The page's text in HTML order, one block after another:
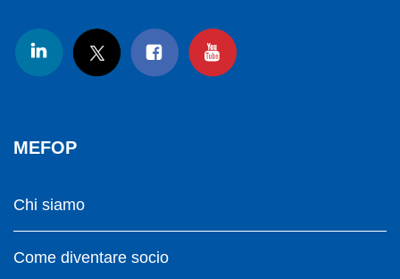
MEFOP
Chi siamo
Come diventare socio